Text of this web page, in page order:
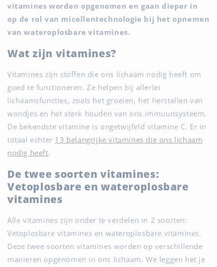
vitamines worden opgenomen en gaan dieper in
op de rol van micellentechnologie bij het opnemen
van wateroplosbare vitamines.
Wat zijn vitamines?
Vitamines zijn stoffen die ons lichaam nodig heeft om
goed te functioneren. Ze helpen bij allerlei
lichaamsfuncties, zoals het groeien, het herstellen van
wondjes en het sterk houden van ons immuunsysteem.
De bekendste vitamine is ongetwijfeld vitamine C. Er in
totaal echter 13 belangrijke vitamines die ons lichaam
nodig heeft.
De twee soorten vitamines:
Vetoplosbare en wateroplosbare
vitamines
Alle vitamines zijn onder te verdelen in 2 soorten:
Vetoplosbare vitamines en wateroplosbare vitamines.
Deze twee soorten vitamines worden op verschillende
manieren opgenomen in ons lichaam. We leggen het je